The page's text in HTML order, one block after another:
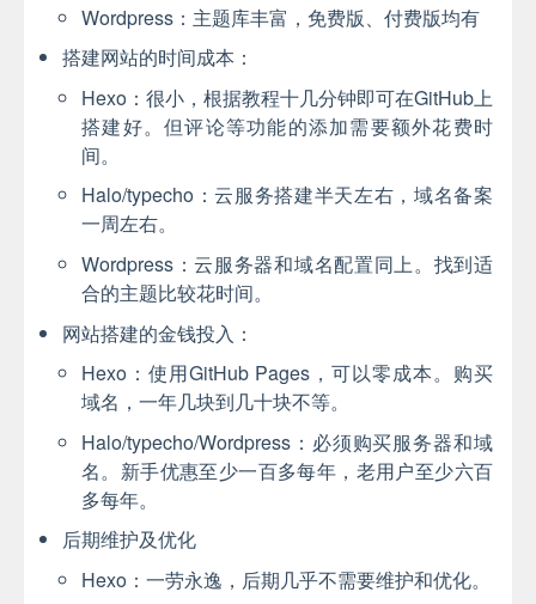
Wordpress：主题库丰富，免费版、付费版均有
搭建网站的时间成本：
Hexo：很小，根据教程十几分钟即可在GitHub上
搭建好。但评论等功能的添加需要额外花费时
间。
Halo/typecho：云服务搭建半天左右，域名备案
一周左右。
Wordpress：云服务器和域名配置同上。找到适
合的主题比较花时间。
网站搭建的金钱投入：
Hexo：使用GitHub Pages，可以零成本。购买
域名，一年几块到几十块不等。
Halo/typecho/Wordpress：必须购买服务器和域
名。新手优惠至少一百多每年，老用户至少六百
多每年。
后期维护及优化
Hexo：一劳永逸，后期几乎不需要维护和优化。